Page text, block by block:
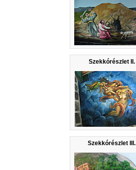
Szekkórészlet II.
Szekkórészlet III.